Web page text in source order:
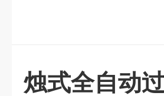
烛式全自动